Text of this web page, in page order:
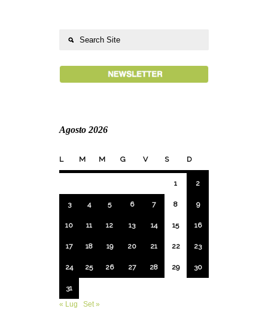
Agosto 2026
L M M G V S D
1 2
3 4 5 6 7 8 9
10 11 12 13 14 15 16
17 18 19 20 21 22 23
24 25 26 27 28 29 30
31
« Lug
Set »